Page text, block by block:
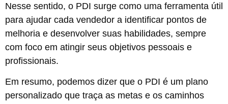
Nesse sentido, o PDI surge como uma ferramenta útil
para ajudar cada vendedor a identificar pontos de
melhoria e desenvolver suas habilidades, sempre
com foco em atingir seus objetivos pessoais e
profissionais.
Em resumo, podemos dizer que o PDI é um plano
personalizado que traça as metas e os caminhos